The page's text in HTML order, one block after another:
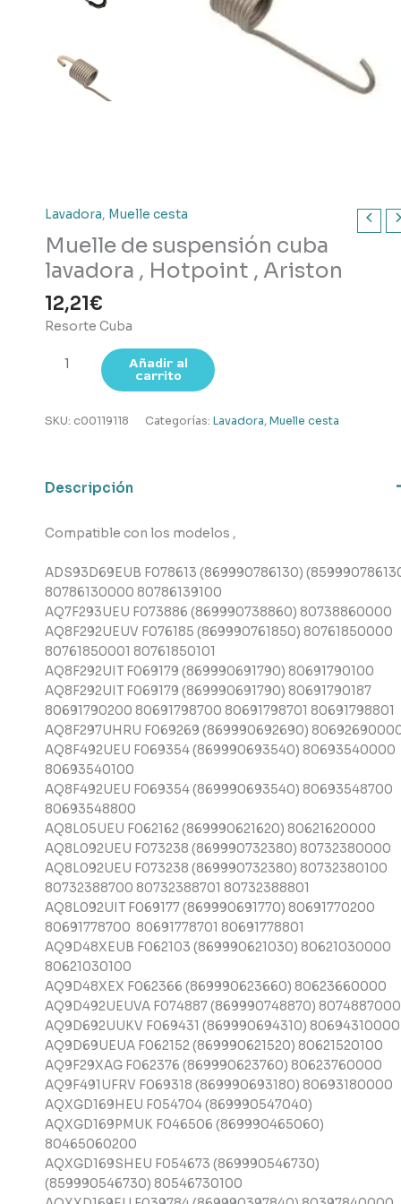
Lavadora, Muelle cesta
Muelle de suspensión cuba
lavadora , Hotpoint , Ariston
12,21€
Resorte Cuba
Muelle
cuba
,
cantidad
Añadir al
carrito
SKU: c00119118 Categorías: Lavadora, Muelle cesta
Descripción
Compatible con los modelos ,
ADS93D69EUB F078613 (869990786130)
80786130000 80786139100
AQ7F293UEU F073886 (869990738860) 80738860000
AQ8F292UEUV F076185 (869990761850) 80761850000
80761850001 80761850101
AQ8F292UIT F069179 (869990691790) 80691790100
AQ8F292UIT F069179 (869990691790) 80691790187
80691790200 80691798700 80691798701 80691798801
AQ8F297UHRU F069269 (869990692690)
AQ8F492UEU F069354 (869990693540) 80693540000
80693540100
AQ8F492UEU F069354 (869990693540) 80693548700
80693548800
AQ8L05UEU F062162 (869990621620) 80621620000
AQ8L092UEU F073238 (869990732380) 80732380000
AQ8L092UEU F073238 (869990732380) 80732380100
80732388700 80732388701 80732388801
AQ8L092UIT F069177 (869990691770) 80691770200
80691778700 80691778701 80691778801
AQ9D48XEUB F062103 (869990621030) 80621030000
80621030100
AQ9D48XEX F062366 (869990623660) 80623660000
AQ9D492UEUVA F074887 (869990748870)
AQ9D692UUKV F069431 (869990694310) 80694310000
AQ9D69UEUA F062152 (869990621520) 80621520100
AQ9F29XAG F062376 (869990623760) 80623760000
AQ9F491UFRV F069318 (869990693180) 80693180000
AQXGD169HEU F054704 (869990547040)
AQXGD169PMUK F046506 (869990465060)
80465060200
AQXGD169SHEU F054673 (869990546730)
(859990546730) 80546730100